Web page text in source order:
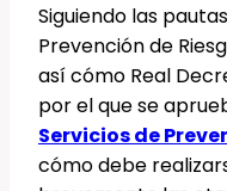
Siguiendo las
Prevención de
así cómo Real
por el que se
Servicios de
cómo debe